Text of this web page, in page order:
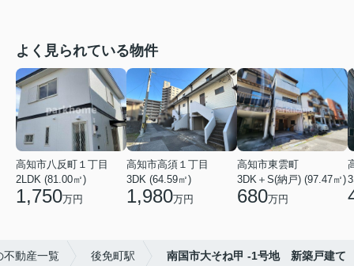
よく見られている物件
高知市八反町１丁目
2LDK (81.00㎡)
1,750万円
高知市高須１丁目
3DK (64.59㎡)
1,980万円
高知市東雲町
3DK＋S(納戸) (97.47㎡)
680万円
不動産一覧 後免町駅 南国市大そね甲 -1号地 新築戸建て